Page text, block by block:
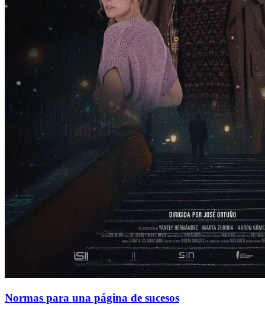
Normas para una página de sucesos